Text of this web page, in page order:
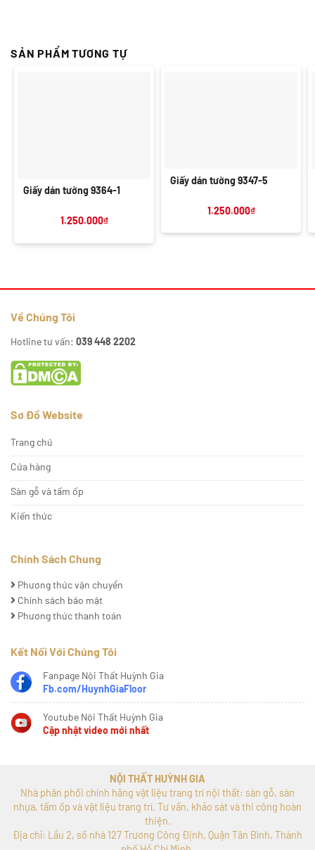
SẢN PHẨM TƯƠNG TỰ
Giấy dán tường 9364-1
1.250.000₫
Giấy dán tường 9347-5
1.250.000₫
Về Chúng Tôi
Hotline tư vấn: 039 448 2202
Sơ Đồ Website
Trang chủ
Cửa hàng
Sàn gỗ và tấm ốp
Kiến thức
Chính Sách Chung
Phương thức vận chuyển
Chính sách bảo mật
Phương thức thanh toán
Kết Nối Với Chúng Tôi
Fanpage Nội Thất Huỳnh Gia
Fb.com/HuynhGiaFloor
Youtube Nội Thất Huỳnh Gia
Cập nhật video mới nhất
NỘI THẤT HUỲNH GIA
Nhà phân phối chính hãng vật liệu trang trí nội thất: sàn gỗ, sàn
nhựa, tấm ốp và vật liệu trang trí. Tư vấn, khảo sát và thi công hoàn
thiện.
Địa chỉ: Lầu 2, số nhà 127 Trương Công Định, Quận Tân Bình, Thành